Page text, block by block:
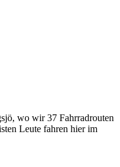
wo wir 37 Fahrradrouten
Leute fahren hier im